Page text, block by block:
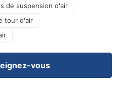
de suspension d'air
tour d'air
vous